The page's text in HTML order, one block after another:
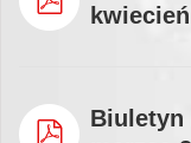
Biuletyn